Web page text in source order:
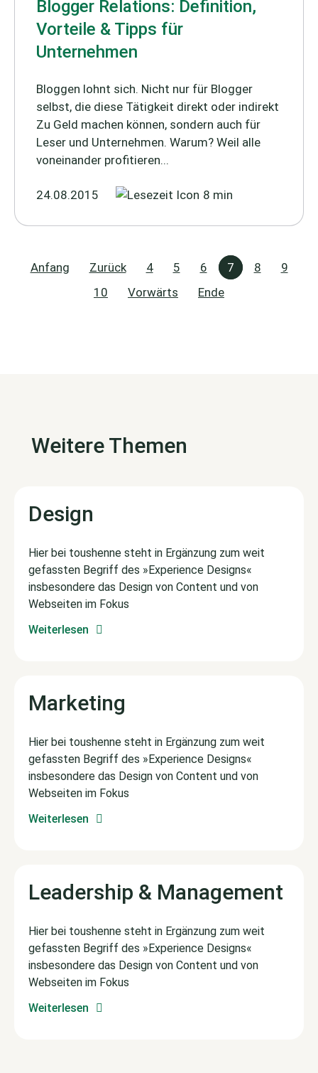
Blogger Relations: Definition,
Vorteile & Tipps für
Unternehmen
Bloggen lohnt sich. Nicht nur für Blogger
selbst, die diese Tätigkeit direkt oder indirekt
Zu Geld machen können, sondern auch für
Leser und Unternehmen. Warum? Weil alle
voneinander profitieren...
24.08.2015 8 min
Anfang Zurück 4 5 6 7 8
9
10
Vorwärts Ende
Weitere Themen
Design
Hier bei toushenne steht in Ergänzung zum weit
gefassten Begriff des »Experience Designs«
insbesondere das Design von Content und von
Webseiten im Fokus
Weiterlesen
Marketing
Hier bei toushenne steht in Ergänzung zum weit
gefassten Begriff des »Experience Designs«
insbesondere das Design von Content und von
Webseiten im Fokus
Weiterlesen
Leadership & Management
Hier bei toushenne steht in Ergänzung zum weit
gefassten Begriff des »Experience Designs«
insbesondere das Design von Content und von
Webseiten im Fokus
Weiterlesen